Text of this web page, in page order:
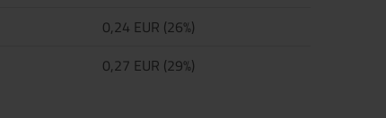
0,24 EUR (26%)
0,27 EUR (29%)